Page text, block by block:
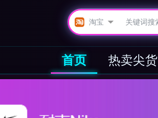
首页 热卖尖货